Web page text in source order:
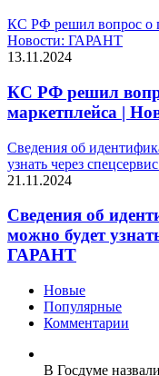
КС РФ решил вопрос о
Новости: ГАРАНТ
13.11.2024
КС РФ решил
маркетплейса |
Сведения об
узнать через
21.11.2024
Сведения об
можно будет
ГАРАНТ
Новые
Популярные
Комментарии
В Госдуме